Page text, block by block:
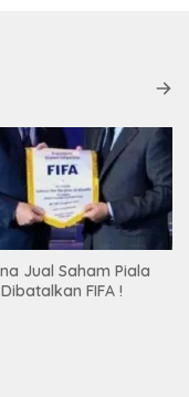
Jual Saham Piala
FIFA !